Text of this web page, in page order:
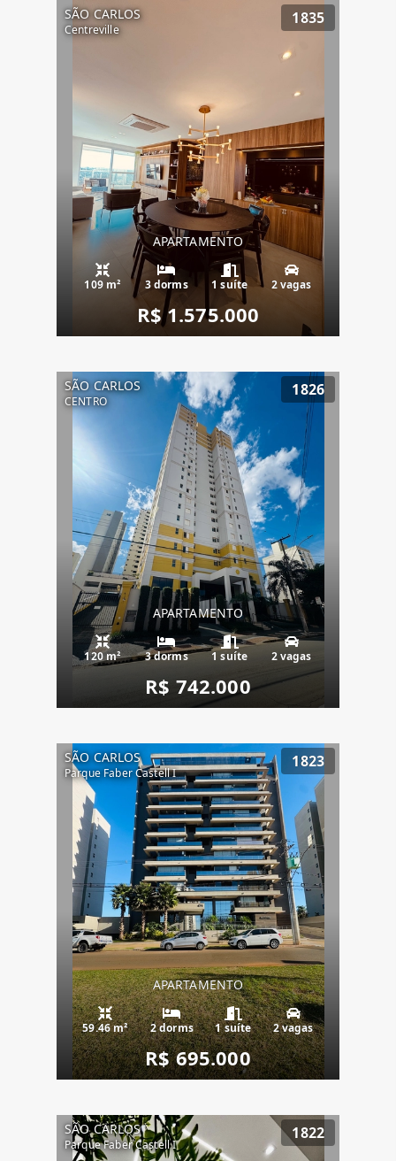
SÃO CARLOS
Centreville
1835
APARTAMENTO
109 m² 3 dorms 1 suíte 2 vagas
R$ 1.575.000
SÃO CARLOS
CENTRO
1826
APARTAMENTO
120 m² 3 dorms 1 suíte 2 vagas
R$ 742.000
SÃO CARLOS
Parque Faber Castell I
1823
APARTAMENTO
59.46 m² 2 dorms 1 suíte 2 vagas
R$ 695.000
SÃO CARLOS
Parque Faber Castell I
1822